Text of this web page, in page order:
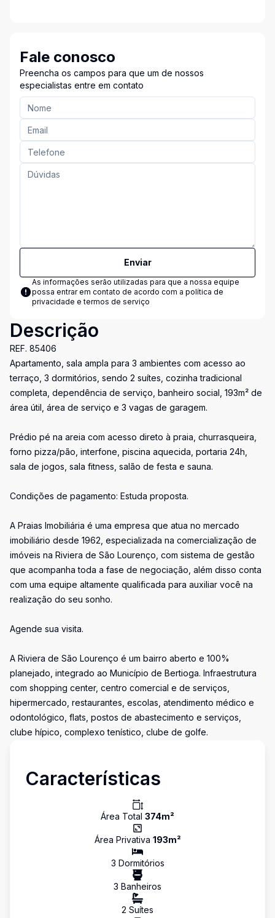
Fale conosco
Preencha os campos para que um de nossos
especialistas entre em contato
Enviar
As informações serão utilizadas para que a nossa equipe
possa entrar em contato de acordo com a política de
privacidade e termos de serviço
Descrição
REF. 85406
Apartamento, sala ampla para 3 ambientes com acesso ao
terraço, 3 dormitórios, sendo 2 suítes, cozinha tradicional
completa, dependência de serviço, banheiro social, 193m² de
área útil, área de serviço e 3 vagas de garagem.
Prédio pé na areia com acesso direto à praia, churrasqueira,
forno pizza/pão, interfone, piscina aquecida, portaria 24h,
sala de jogos, sala fitness, salão de festa e sauna.
Condições de pagamento: Estuda proposta.
A Praias Imobiliária é uma empresa que atua no mercado
imobiliário desde 1962, especializada na comercialização de
imóveis na Riviera de São Lourenço, com sistema de gestão
que acompanha toda a fase de negociação, além disso conta
com uma equipe altamente qualificada para auxiliar você na
realização do seu sonho.
Agende sua visita.
A Riviera de São Lourenço é um bairro aberto e 100%
planejado, integrado ao Município de Bertioga. Infraestrutura
com shopping center, centro comercial e de serviços,
hipermercado, restaurantes, escolas, atendimento médico e
odontológico, flats, postos de abastecimento e serviços,
clube hípico, complexo tenístico, clube de golfe.
Características
Área Total 374m²
Área Privativa 193m²
3 Dormitórios
3 Banheiros
2 Suítes